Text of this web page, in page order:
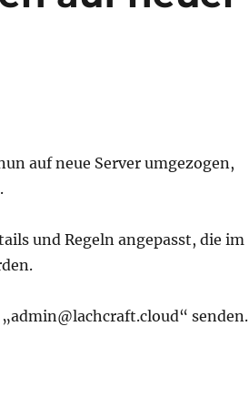
auf neue Server umgezogen,
und Regeln angepasst, die im
senden.